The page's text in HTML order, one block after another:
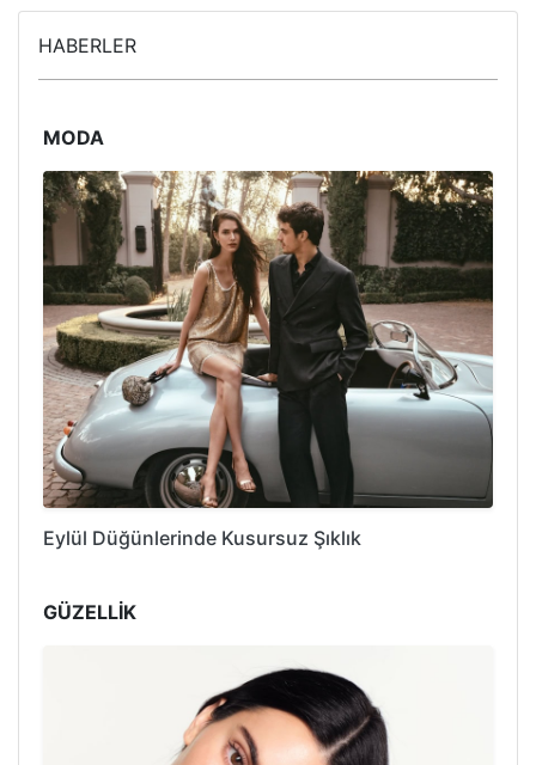
HABERLER
MODA
Eylül Düğünlerinde Kusursuz Şıklık
GÜZELLİK